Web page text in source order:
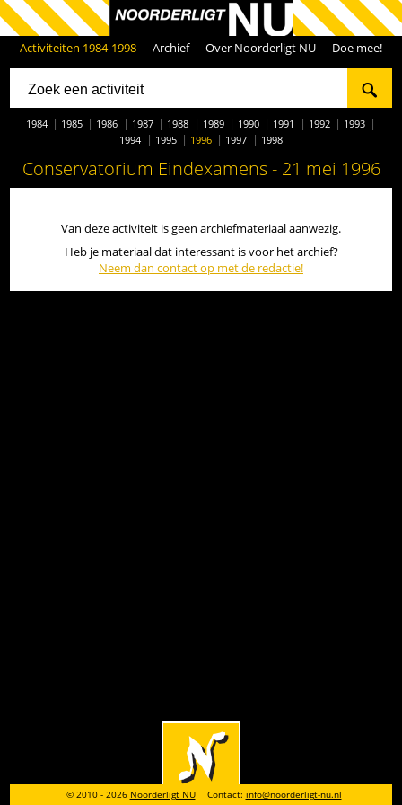
Activiteiten 1984-1998 Archief Over Noorderligt NU Doe mee!
1984 1985 1986 1987 1988 1989 1990 1991 1992
1993
1994
1995 1996 1997 1998
Conservatorium Eindexamens - 21 mei 1996
Van deze activiteit is geen archiefmateriaal aanwezig.
Heb je materiaal dat interessant is voor het archief?
Neem dan contact op met de redactie!
© 2010 - 2026 Noorderligt NU Contact: info@noorderligt-nu.nl